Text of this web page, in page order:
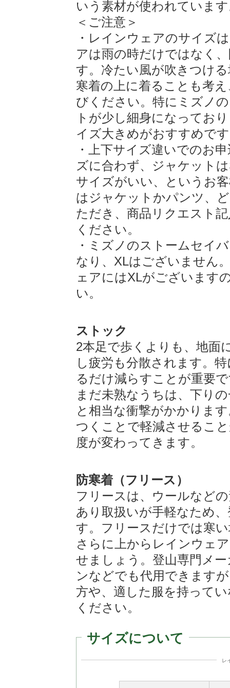
いう素材が使われていま
＜ご注意＞
・レインウェアのサイズ
アは雨の時だけではなく
す。冷たい風が吹きつけ
寒着の上に着ることも考
びください。特にミズノ
トが少し細身になってお
イズ大きめがおすすめで
・上下サイズ違いでのお
ズに合わず、ジャケット
サイズがいい、というお
はジャケットかパンツ、
ただき、商品リクエスト
ください。
・ミズノのストームセイ
なり、XLはございません
ェアにはXLがございます
い。
ストック
2本足で歩くよりも、地面
し疲労も分散されます。
るだけ減らすことが重要
まだ未熟なうちは、下り
と相当な衝撃がかかりま
つくことで軽減させるこ
度が変わってきます。
防寒着（フリース）
フリースは、ウールなど
あり取扱いが手軽なため
す。フリースだけでは寒
さらに上からレインウェ
せましょう。登山専門メ
ンなどでも代用できます
方や、適した服を持って
ください。
サイズについて
レ